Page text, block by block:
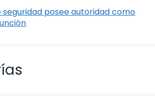
seguridad posee autoridad como